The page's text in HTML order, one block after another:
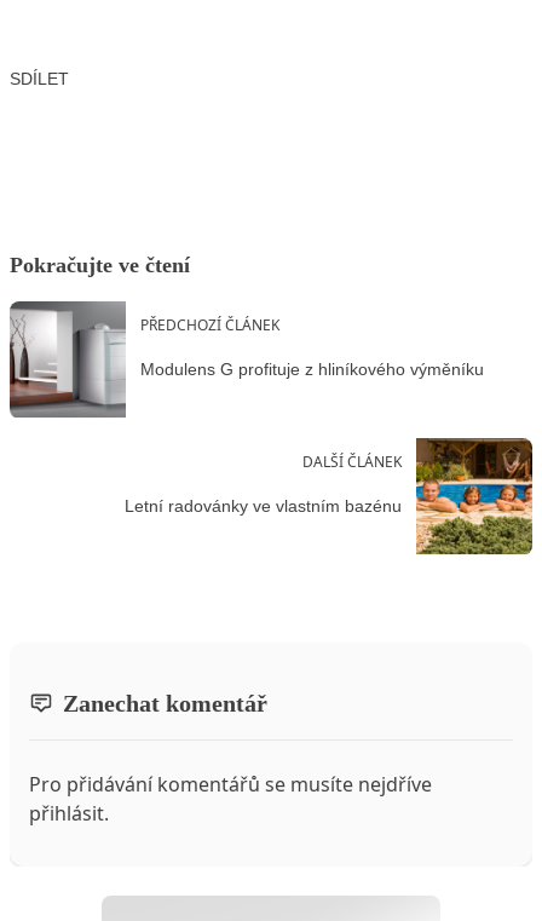
SDÍLET
Pokračujte ve čtení
PŘEDCHOZÍ ČLÁNEK
Modulens G profituje z hliníkového výměníku
DALŠÍ ČLÁNEK
Letní radovánky ve vlastním bazénu
Zanechat komentář
Pro přidávání komentářů se musíte nejdříve
přihlásit.